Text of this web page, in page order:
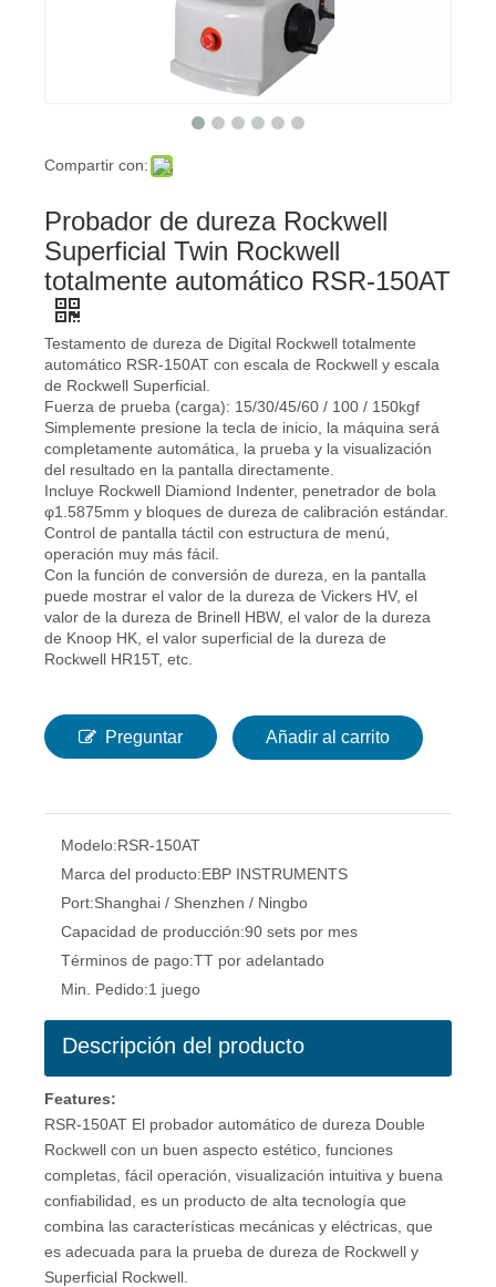
Compartir con:
Probador de dureza Rockwell
Superficial Twin Rockwell
totalmente automático RSR-150AT
Testamento de dureza de Digital Rockwell totalmente
automático RSR-150AT con escala de Rockwell y escala
de Rockwell Superficial.
Fuerza de prueba (carga): 15/30/45/60 / 100 / 150kgf
Simplemente presione la tecla de inicio, la máquina será
completamente automática, la prueba y la visualización
del resultado en la pantalla directamente.
Incluye Rockwell Diamiond Indenter, penetrador de bola
φ1.5875mm y bloques de dureza de calibración estándar.
Control de pantalla táctil con estructura de menú,
operación muy más fácil.
Con la función de conversión de dureza, en la pantalla
puede mostrar el valor de la dureza de Vickers HV, el
valor de la dureza de Brinell HBW, el valor de la dureza
de Knoop HK, el valor superficial de la dureza de
Rockwell HR15T, etc.
Preguntar Añadir al carrito
Modelo:RSR-150AT
Marca del producto:EBP INSTRUMENTS
Port:Shanghai / Shenzhen / Ningbo
Capacidad de producción:90 sets por mes
Términos de pago:TT por adelantado
Min. Pedido:1 juego
Descripción del producto
Features:
RSR-150AT El probador automático de dureza Double
Rockwell con un buen aspecto estético, funciones
completas, fácil operación, visualización intuitiva y buena
confiabilidad, es un producto de alta tecnología que
combina las características mecánicas y eléctricas, que
es adecuada para la prueba de dureza de Rockwell y
Superficial Rockwell.